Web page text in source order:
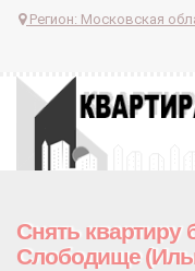
Регион: Московская
Снять квартиру
Слободище